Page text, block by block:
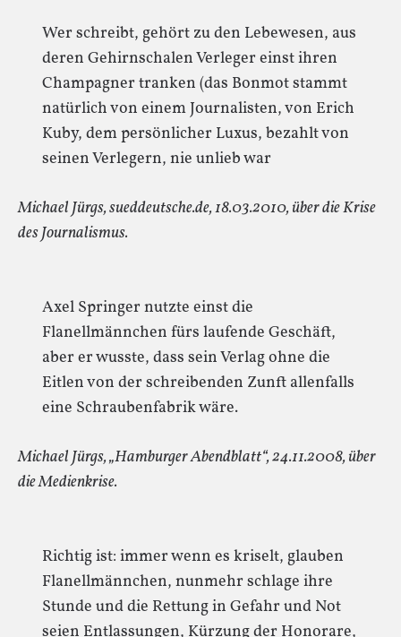
Wer schreibt, gehört zu den Lebewesen, aus
deren Gehirnschalen Verleger einst ihren
Champagner tranken (das Bonmot stammt
natürlich von einem Journalisten, von Erich
Kuby, dem persönlicher Luxus, bezahlt von
seinen Verlegern, nie unlieb war
Michael Jürgs, sueddeutsche.de, 18.03.2010, über die Krise
des Journalismus.
Axel Springer nutzte einst die
Flanellmännchen fürs laufende Geschäft,
aber er wusste, dass sein Verlag ohne die
Eitlen von der schreibenden Zunft allenfalls
eine Schraubenfabrik wäre.
Michael Jürgs, „Hamburger Abendblatt“, 24.11.2008, über
die Medienkrise.
Richtig ist: immer wenn es kriselt, glauben
Flanellmännchen, nunmehr schlage ihre
Stunde und die Rettung in Gefahr und Not
seien Entlassungen, Kürzung der Honorare,